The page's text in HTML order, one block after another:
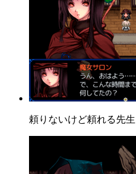
頼りないけど頼れる先生